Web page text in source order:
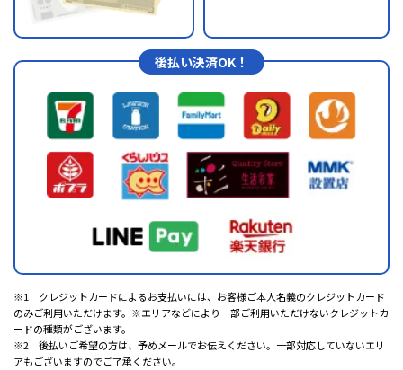
後払い決済OK！
※1 クレジットカードによるお支払いには、お客様ご本人名義のクレジットカード
のみご利用いただけます。※エリアなどにより一部ご利用いただけないクレジットカ
ードの種類がございます。
※2 後払いご希望の方は、予めメールでお伝えください。一部対応していないエリ
アもございますのでご了承ください。